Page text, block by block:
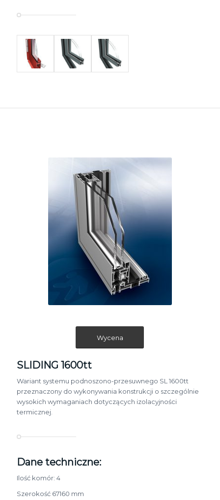
Wycena
SLIDING 1600tt
Wariant systemu podnoszono-przesuwnego SL 1600tt
przeznaczony do wykonywania konstrukcji o szczególnie
wysokich wymaganiach dotyczących izolacyjności
termicznej.
Dane techniczne:
Ilość komór: 4
Szerokość 67­160 mm